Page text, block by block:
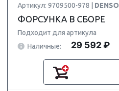
Артикул: 9709500-978 | DENSO
ФОРСУНКА В СБОРЕ
Подходит для артикула
Наличные:
29 592 ₽